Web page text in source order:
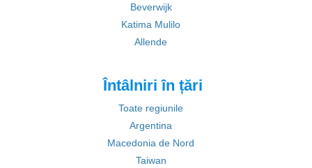
Beverwijk
Katima Mulilo
Allende
Întâlniri în țări
Toate regiunile
Argentina
Macedonia de Nord
Taiwan